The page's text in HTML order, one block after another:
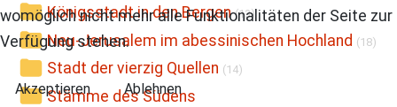
Königsstadt in den Bergen (13)
Neu-Jerusalem im abessinischen Hochland (18)
Stadt der vierzig Quellen (14)
Stämme des Südens
womöglich nicht mehr alle Funktionalitäten der Seite zur
Verfügung stehen.
Akzeptieren Ablehnen